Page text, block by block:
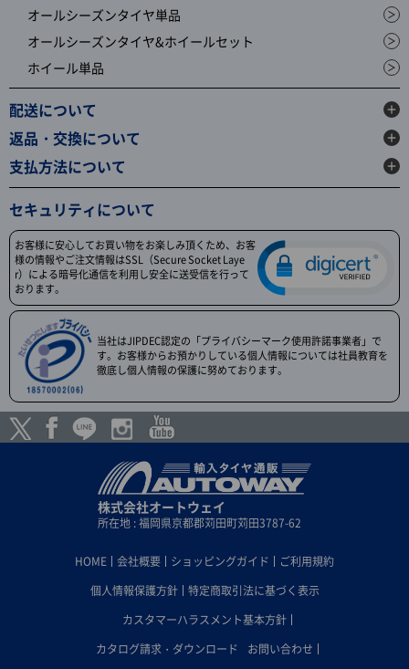
オールシーズンタイヤ単品
オールシーズンタイヤ&ホイールセット
ホイール単品
配送について
返品・交換について
支払方法について
セキュリティについて
お客様に安心してお買い物をお楽しみ頂くため、お客
様の情報やご注文情報はSSL（Secure Socket Laye
r）による暗号化通信を利用し安全に送受信を行って
おります。
当社はJIPDEC認定の「プライバシーマーク使用許諾事業者」で
す。お客様からお預かりしている個人情報については社員教育を
徹底し個人情報の保護に努めております。
株式会社オートウェイ
所在地 : 福岡県京都郡苅田町苅田3787-62
HOME 会社概要 ショッピングガイド
ご利用規約
個人情報保護方針
特定商取引法に基づく表示
カスタマーハラスメント基本方針
カタログ請求・ダウンロード
お問い合わせ